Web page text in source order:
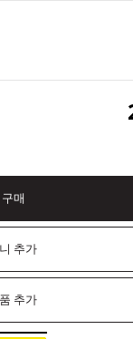
매
추가
추가